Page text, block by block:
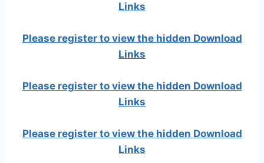
Links
Please register to view the hidden Download
Links
Please register to view the hidden Download
Links
Please register to view the hidden Download
Links